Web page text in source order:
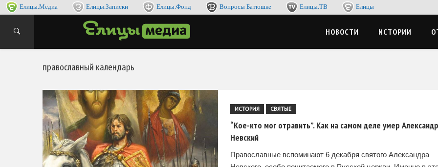
Елицы.Медиа Елицы.Записки Елицы.Фонд Вопросы Батюшке Елицы.ТВ Елицы
НОВОСТИ ИСТОРИИ
православный календарь
ИСТОРИЯ СВЯТЫЕ
“Кое-кто мог отравить”. Как на самом деле умер Александр
Невский
Православные вспоминают 6 декабря святого Александра